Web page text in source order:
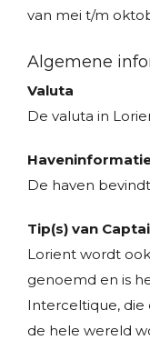
van mei t/m
Algemene
Valuta
De valuta in
De haven
Tip(s) van
Lorient wordt
genoemd en is
Interceltique, die
de hele wereld